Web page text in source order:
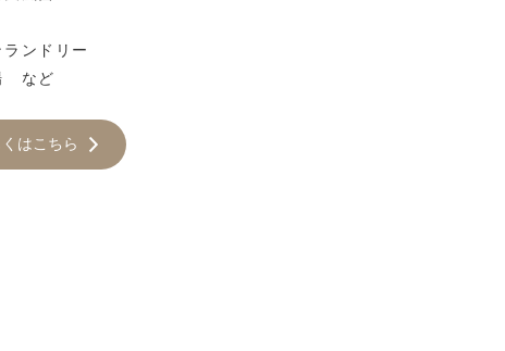
ンドリー
など
はこちら